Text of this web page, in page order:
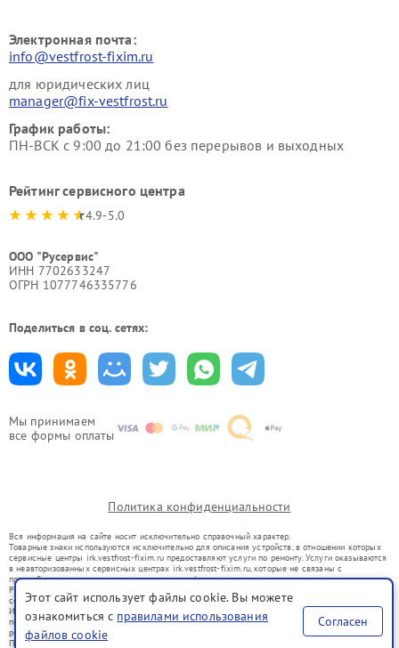
Мы принимаем
все формы оплаты
Электронная почта:
info@vestfrost-fixim.ru
для юридических лиц
manager@fix-vestfrost.ru
График работы:
ПН-ВСК с 9:00 до 21:00 без перерывов и выходных
Рейтинг сервисного центра
4.9-5.0
ООО "Русервис"
ИНН 7702633247
ОГРН 1077746335776
Поделиться в соц. сетях:
Политика конфиденциальности
Вся информация на сайте носит исключительно справочный характер.
Товарные знаки используются исключительно для описания устройств, в отношении которых
сервисные центры irk.vestfrost-fixim.ru предоставляют услуги по ремонту. Услуги оказываются
в неавторизованных сервисных центрах irk.vestfrost-fixim.ru, которые не связаны с
правообладателями товарных знаков или их официальными представителями.
Ремонт осуществляется для устройств, уже введенных в гражданский оборот в соответствии
со статьей 1487 ГК РФ.
Использование товарных знаков не преследует цели индивидуализации услуг или введения
потребителей в заблуждение, а служит для информирования о предоставляемых услугах по
ремонту техники указанных брендов.
Представленная на сайте информация не является публичной офертой, определяемой
Этот сайт использует файлы cookie. Вы можете
ознакомиться с правилами использования
файлов cookie
Согласен